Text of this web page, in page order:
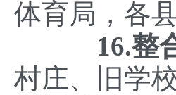
体育局，各
16.整
村庄、旧学